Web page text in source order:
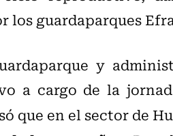
los guardaparques
y
a cargo de la
que en el sector de